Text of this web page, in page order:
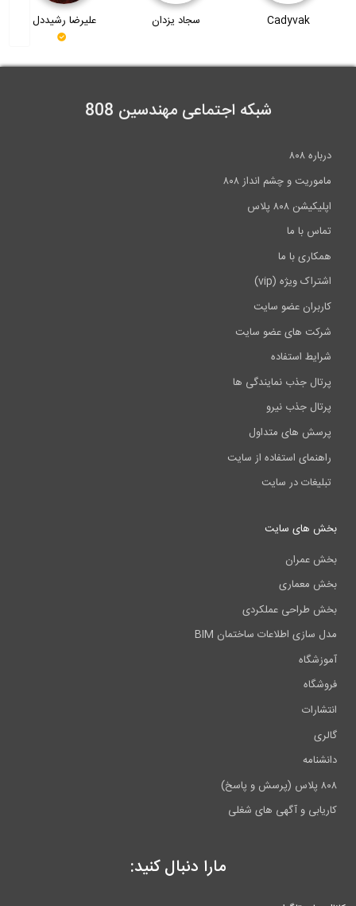
مجموعه آموزشی 9 قسمتی فرآیند جوشکاری با...
Cadyvak سجاد یزدان علیرضا رشیددل
شبکه اجتماعی مهندسین 808
درباره ۸۰۸
ماموریت و چشم انداز ۸۰۸
اپلیکیشن ۸۰۸ پلاس
تماس با ما
همکاری با ما
اشتراک ویژه (vip)
کاربران عضو سایت
شرکت های عضو سایت
شرایط استفاده
پرتال جذب نمایندگی ها
پرتال جذب نیرو
پرسش های متداول
راهنمای استفاده از سایت
تبلیغات در سایت
بخش های سایت
بخش عمران
بخش معماری
بخش طراحی عملکردی
مدل سازی اطلاعات ساختمان BIM
آموزشگاه
فروشگاه
انتشارات
گالری
دانشنامه
۸۰۸ پلاس (پرسش و پاسخ)
کاریابی و آگهی های شغلی
مارا دنبال کنید: